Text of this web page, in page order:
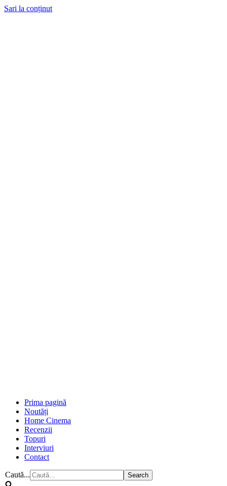
Sari la conținut
Prima pagină
Noutăți
Home Cinema
Recenzii
Topuri
Interviuri
Contact
Caută...